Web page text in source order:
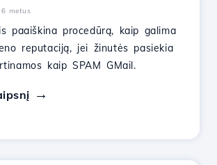
metus
paaiškina procedūrą, kaip galima
reputaciją, jei žinutės pasiekia
kaip SPAM GMail.